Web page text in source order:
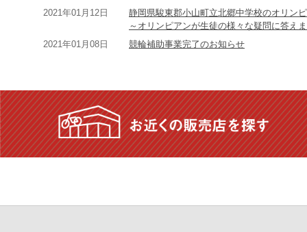
2021年01月12日
静岡県駿東郡小山町立北郷中学校のオリン
～オリンピアンが生徒の様々な疑問に答え
2021年01月08日
競輪補助事業完了のお知らせ